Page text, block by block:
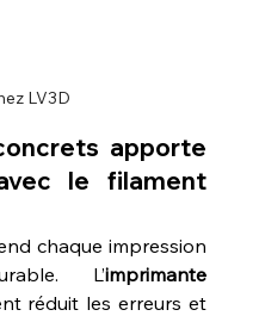
LV3D
apporte
le filament
chaque impression
L’imprimante
réduit les erreurs et